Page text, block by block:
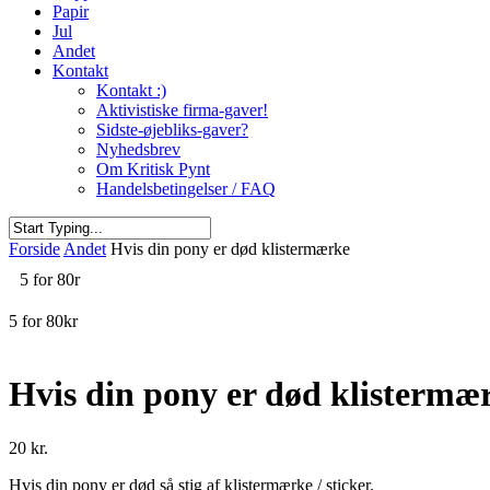
Papir
Jul
Andet
Kontakt
Kontakt :)
Aktivistiske firma-gaver!
Sidste-øjebliks-gaver?
Nyhedsbrev
Om Kritisk Pynt
Handelsbetingelser / FAQ
Close
Forside Andet Hvis din pony er død klistermærke
5 for 80r
5 for 80kr
Hvis din pony er død
20 kr.
Hvis din pony er død så stig af klistermærke / sticker.